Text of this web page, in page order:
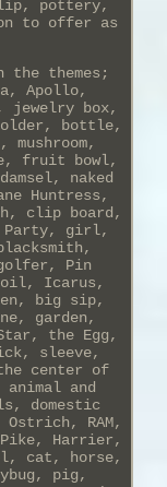
pottery,
to offer as
the themes;
Apollo,
jewelry box,
bottle,
fruit bowl,
naked
Huntress,
clip board,
Party, girl,
Pin
oil, Icarus,
big sip,
garden,
the Egg,
sleeve,
center of
and
domestic
RAM,
Harrier,
cat, horse,
pig,